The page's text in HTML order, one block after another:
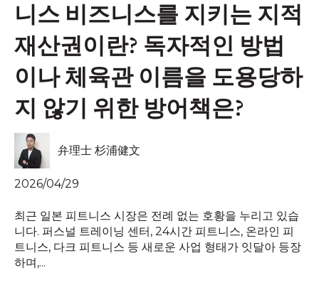
니스 비즈니스를 지키는 지적
재산권이란? 독자적인 방법
이나 체육관 이름을 도용당하
지 않기 위한 방어책은?
弁理士 杉浦健文
2026/04/29
최근 일본 피트니스 시장은 전례 없는 호황을 누리고 있습
니다. 퍼스널 트레이닝 센터, 24시간 피트니스, 온라인 피
트니스, 다크 피트니스 등 새로운 사업 형태가 잇달아 등장
하며,...